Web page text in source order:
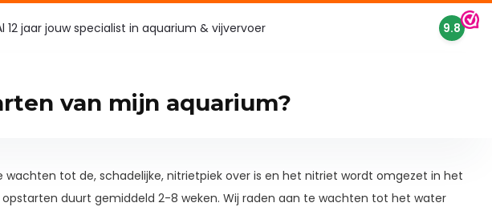
12 jaar jouw specialist in aquarium & vijvervoer 9.8
van mijn aquarium?
tot de, schadelijke, nitrietpiek over is en het nitriet wordt omgezet in het
duurt gemiddeld 2-8 weken. Wij raden aan te wachten tot het water